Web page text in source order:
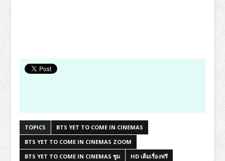
TOPICS
BTS YET TO COME IN CINEMAS
BTS YET TO COME IN CINEMAS ZOOM
BTS YET TO COME IN CINEMAS ซูม
HD เต็มเรื่องฟรี